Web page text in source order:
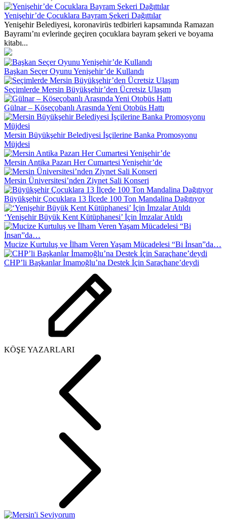
Yenişehir’de Çocuklara Bayram Şekeri Dağıttılar
Yenişehir Belediyesi, koronavirüs tedbirleri kapsamında Ramazan
Bayramı’nı evlerinde geçiren çocuklara bayram şekeri ve boyama
kitabı...
Başkan Seçer Oyunu Yenişehir’de Kullandı
Seçimlerde Mersin Büyükşehir’den Ücretsiz Ulaşım
Gülnar – Köseçobanlı Arasında Yeni Otobüs Hattı
Mersin Büyükşehir Belediyesi İşçilerine Banka Promosyonu
Müjdesi
Mersin Antika Pazarı Her Cumartesi Yenişehir’de
Mersin Üniversitesi’nden Ziynet Sali Konseri
Büyükşehir Çocuklara 13 İlçede 100 Ton Mandalina Dağıtıyor
‘Yenişehir Büyük Kent Kütüphanesi’ İçin İmzalar Atıldı
Mucize Kurtuluş ve İlham Veren Yaşam Mücadelesi “Bi İnsan”da…
CHP’li Başkanlar İmamoğlu’na Destek İçin Saraçhane’deydi
KÖŞE YAZARLARI